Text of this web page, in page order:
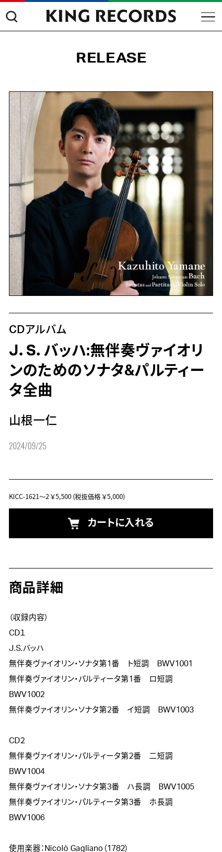
RELEASE
CDアルバム
J．S．バッハ:無伴奏ヴァイオリ
ンのためのソナタ&パルティー
タ全曲
山根一仁
2024/09/25
KICC-1621～2￥5,500(税抜価格 ￥5,000)
カートに入れる
商品詳細
（収録内容）
CD１
J.S.バッハ
無伴奏ヴァイオリン・ソナタ第1番　ト短調　BWV1001
無伴奏ヴァイオリン・パルティータ第1番　ロ短調
BWV1002
無伴奏ヴァイオリン・ソナタ第2番　イ短調　BWV1003
CD２
無伴奏ヴァイオリン・パルティータ第2番　二短調
BWV1004
無伴奏ヴァイオリン・ソナタ第3番　ハ長調　BWV1005
無伴奏ヴァイオリン・パルティータ第3番　ホ長調
BWV1006
使用楽器：Nicolò Gagliano（1782）